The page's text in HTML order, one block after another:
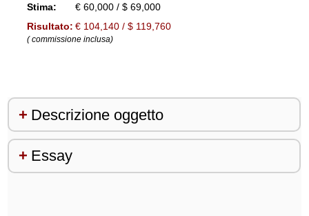
Stima:
€ 60,000 / $ 69,000
Risultato: € 104,140 / $ 119,760
( commissione inclusa)
Descrizione oggetto
Essay